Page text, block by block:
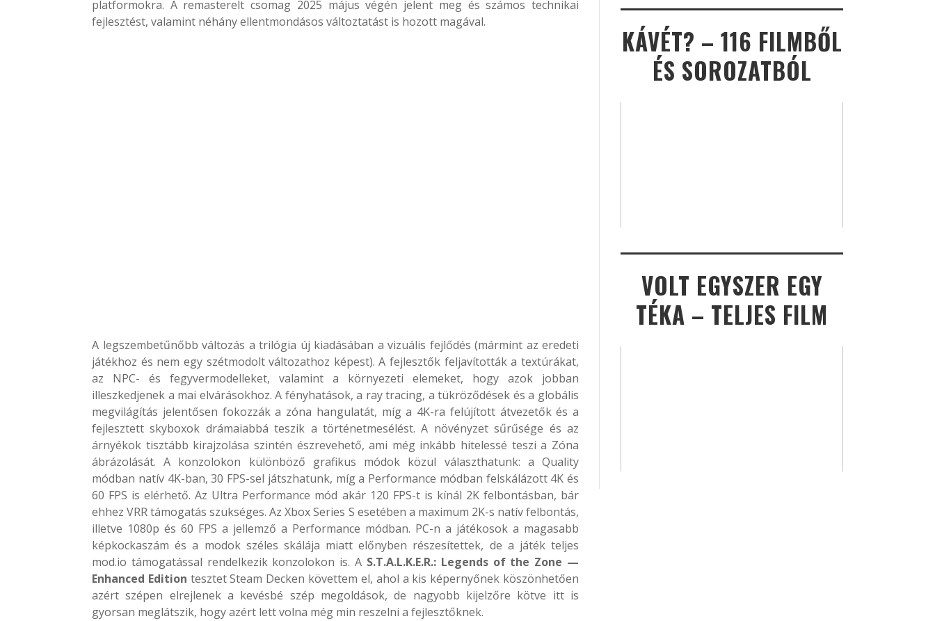
platformokra. A remasterelt csomag 2025 május végén jelent meg és számos technikai
fejlesztést, valamint néhány ellentmondásos változtatást is hozott magával.
A legszembetűnőbb változás a trilógia új kiadásában a vizuális fejlődés (mármint az eredeti
játékhoz és nem egy szétmodolt változathoz képest). A fejlesztők feljavították a textúrákat,
az NPC- és fegyvermodelleket, valamint a környezeti elemeket, hogy azok jobban
illeszkedjenek a mai elvárásokhoz. A fényhatások, a ray tracing, a tükröződések és a globális
megvilágítás jelentősen fokozzák a zóna hangulatát, míg a 4K-ra felújított átvezetők és a
fejlesztett skyboxok drámaiabbá teszik a történetmesélést. A növényzet sűrűsége és az
árnyékok tisztább kirajzolása szintén észrevehető, ami még inkább hitelessé teszi a Zóna
ábrázolását. A konzolokon különböző grafikus módok közül választhatunk: a Quality
módban natív 4K-ban, 30 FPS-sel játszhatunk, míg a Performance módban felskálázott 4K és
60 FPS is elérhető. Az Ultra Performance mód akár 120 FPS-t is kínál 2K felbontásban, bár
ehhez VRR támogatás szükséges. Az Xbox Series S esetében a maximum 2K-s natív felbontás,
illetve 1080p és 60 FPS a jellemző a Performance módban. PC-n a játékosok a magasabb
képkockaszám és a modok széles skálája miatt előnyben részesítettek, de a játék teljes
mod.io támogatással rendelkezik konzolokon is. A S.T.A.L.K.E.R.: Legends of the Zone —
Enhanced Edition tesztet Steam Decken követtem el, ahol a kis képernyőnek köszönhetően
azért szépen elrejlenek a kevésbé szép megoldások, de nagyobb kijelzőre kötve itt is
gyorsan meglátszik, hogy azért lett volna még min reszelni a fejlesztőknek.
KÁVÉT? – 116 FILMBŐL
ÉS SOROZATBÓL
VOLT EGYSZER EGY
TÉKA – TELJES FILM